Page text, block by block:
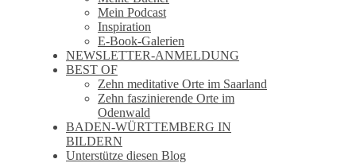
Mein Podcast
Inspiration
E-Book-Galerien
NEWSLETTER-ANMELDUNG
BEST OF
Zehn meditative Orte im Saarland
Zehn faszinierende Orte im
Odenwald
BADEN-WÜRTTEMBERG IN
BILDERN
Unterstütze diesen Blog